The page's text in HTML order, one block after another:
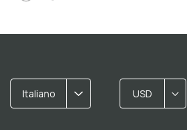
Italiano USD